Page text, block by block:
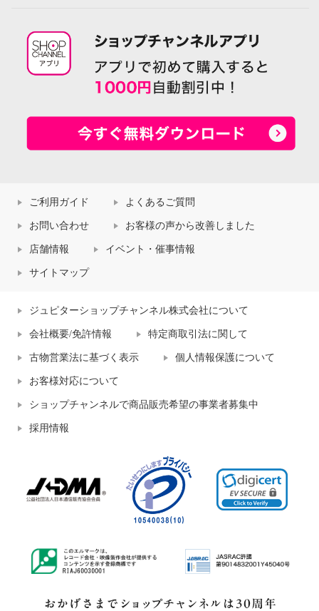
ご利用ガイド よくあるご質問
お問い合わせ お客様の声から改善しました
店舗情報 イベント・催事情報
サイトマップ
ジュピターショップチャンネル株式会社について
会社概要/免許情報 特定商取引法に関して
古物営業法に基づく表示 個人情報保護について
お客様対応について
ショップチャンネルで商品販売希望の事業者募集中
採用情報